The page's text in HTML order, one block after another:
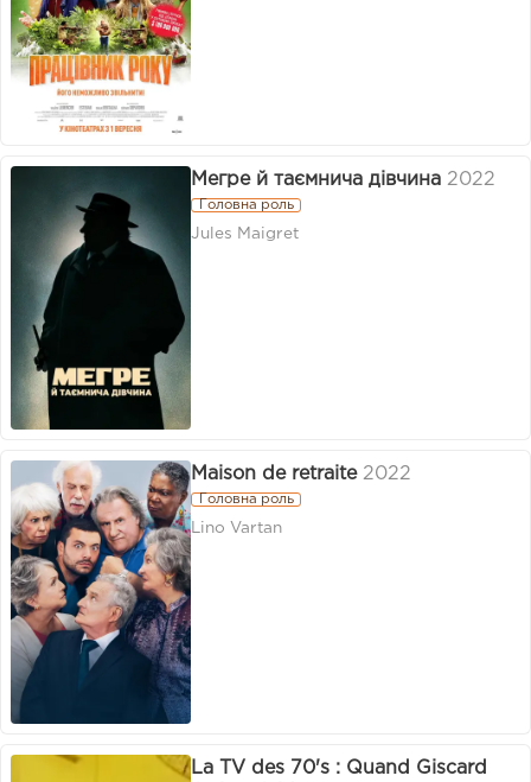
Мегре й таємнича дівчина 2022
Головна роль
Jules Maigret
Maison de retraite 2022
Головна роль
Lino Vartan
La TV des 70's : Quand Giscard